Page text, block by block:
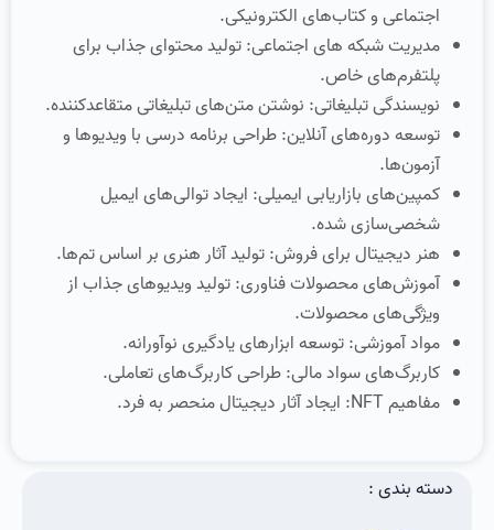
اجتماعی و کتاب‌های الکترونیکی.
مدیریت شبکه های اجتماعی: تولید محتوای جذاب برای
پلتفرم‌های خاص.
نویسندگی تبلیغاتی: نوشتن متن‌های تبلیغاتی متقاعدکننده.
توسعه دوره‌های آنلاین: طراحی برنامه‌ درسی با ویدیوها و
آزمون‌ها.
کمپین‌های بازاریابی ایمیلی: ایجاد توالی‌های ایمیل
شخصی‌سازی شده.
هنر دیجیتال برای فروش: تولید آثار هنری بر اساس تم‌ها.
آموزش‌های محصولات فناوری: تولید ویدیوهای جذاب از
ویژگی‌های محصولات.
مواد آموزشی: توسعه ابزارهای یادگیری نوآورانه.
کاربرگ‌های سواد مالی: طراحی کاربرگ‌های تعاملی.
مفاهیم NFT: ایجاد آثار دیجیتال منحصر به فرد.
دسته بندی :